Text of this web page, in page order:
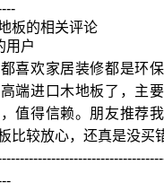
板的相关评论
用户
喜欢家居装修都是环
端进口木地板了，主
值得信赖。朋友推荐
比较放心，还真是没买